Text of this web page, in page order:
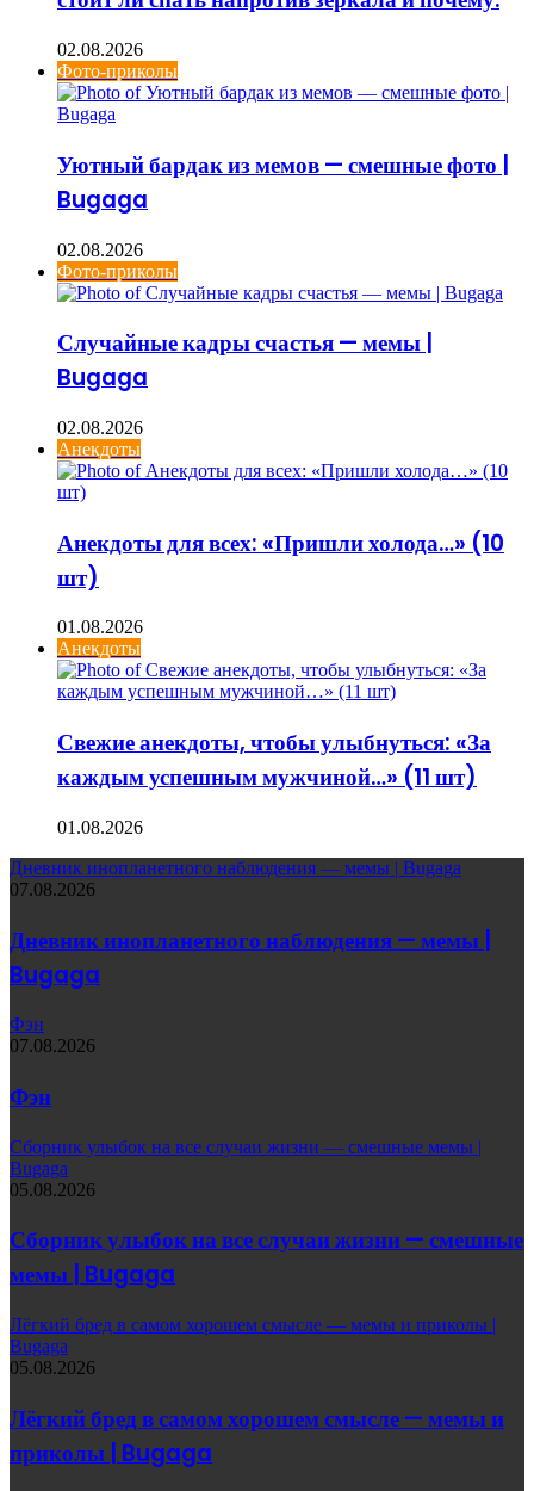
02.08.2026
Фото-приколы
Уютный бардак из мемов — смешные фото |
Bugaga
02.08.2026
Фото-приколы
Случайные кадры счастья — мемы |
Bugaga
02.08.2026
Анекдоты
Анекдоты для всех: «Пришли холода…» (10
шт)
01.08.2026
Анекдоты
Свежие анекдоты, чтобы улыбнуться: «За
каждым успешным мужчиной…» (11 шт)
01.08.2026
Дневник инопланетного наблюдения — мемы | Bugaga
07.08.2026
Дневник инопланетного наблюдения — мемы |
Bugaga
Фэн
07.08.2026
Фэн
Сборник улыбок на все случаи жизни — смешные мемы |
Bugaga
05.08.2026
Сборник улыбок на все случаи жизни — смешные
мемы | Bugaga
Лёгкий бред в самом хорошем смысле — мемы и приколы |
Bugaga
05.08.2026
Лёгкий бред в самом хорошем смысле — мемы и
приколы | Bugaga